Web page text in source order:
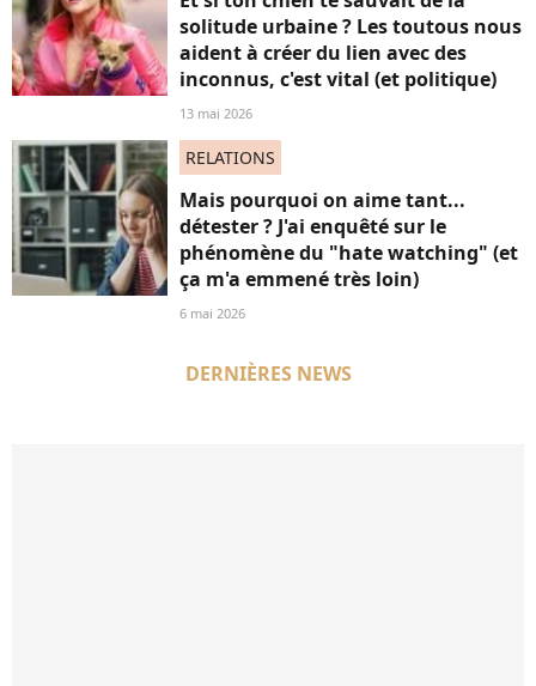
solitude urbaine ? Les toutous nous
aident à créer du lien avec des
inconnus, c'est vital (et politique)
13 mai 2026
RELATIONS
Mais pourquoi on aime tant...
détester ? J'ai enquêté sur le
phénomène du "hate watching" (et
ça m'a emmené très loin)
6 mai 2026
DERNIÈRES NEWS